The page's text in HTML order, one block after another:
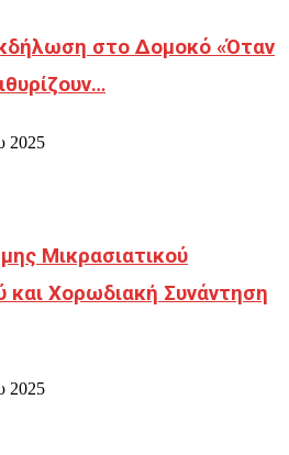
στο Δομοκό «Όταν
2025
Μικρασιατικού
και Χορωδιακή Συνάντηση
2025